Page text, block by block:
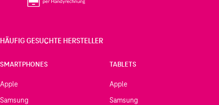
HÄUFIG GESUCHTE HERSTELLER
SMARTPHONES
Apple
Samsung
TABLETS
Apple
Samsung